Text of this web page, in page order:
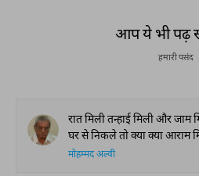
आप ये भी पढ़
हमारी पसंद
रात मिली तन्हाई मिली और जाम
घर से निकले तो क्या क्या आराम
मोहम्मद अल्वी